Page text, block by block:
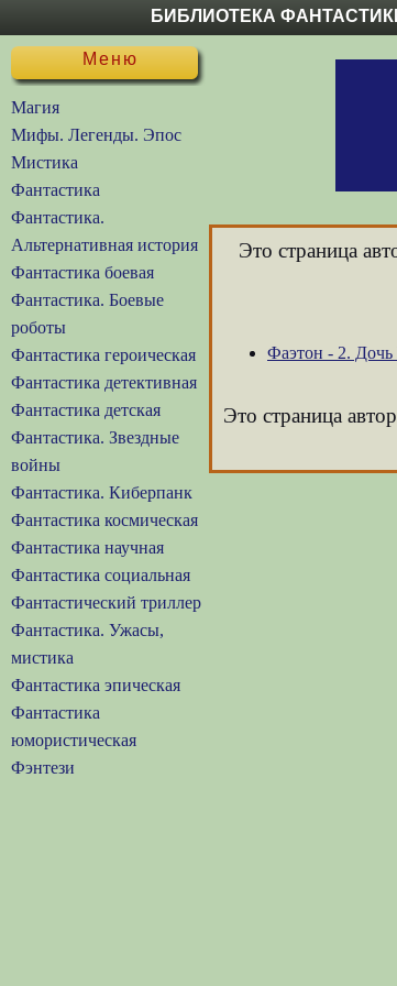
БИБЛИОТЕКА
Меню
Магия
Мифы. Легенды. Эпос
Мистика
Фантастика
Фантастика.
Альтернативная история
Фантастика боевая
Фантастика. Боевые
роботы
Фантастика героическая
Фантастика детективная
Фантастика детская
Фантастика. Звездные
войны
Фантастика. Киберпанк
Фантастика космическая
Фантастика научная
Фантастика социальная
Фантастический триллер
Фантастика. Ужасы,
мистика
Фантастика эпическая
Фантастика
юмористическая
Фэнтези
Это страница
Фаэтон - 2.
Это страница